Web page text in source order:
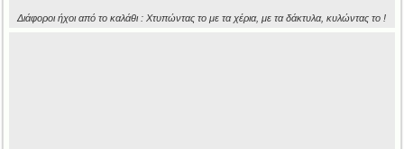
Διάφοροι ήχοι από το καλάθι : Χτυπώντας το με τα χέρια, με τα δάκτυλα, κυλώντας το !